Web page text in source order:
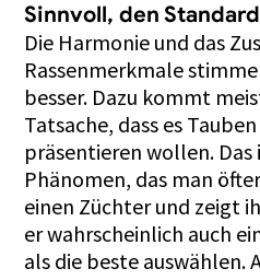
Sinnvoll, den
Die Harmonie und das
Rassenmerkmale
besser. Dazu kommt
Tatsache, dass es
präsentieren wollen. Das
Phänomen, das man
einen Züchter und zeigt
er wahrscheinlich auch
als die beste auswählen.